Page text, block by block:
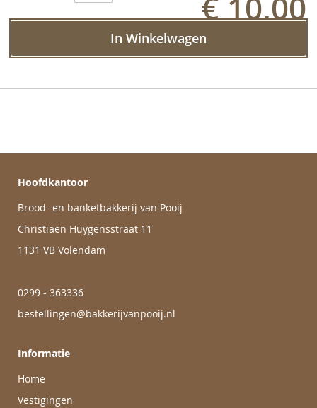
In Winkelwagen
Hoofdkantoor
Brood- en banketbakkerij van Pooij
Christiaen Huygensstraat 11
1131 VB Volendam
0299 - 363336
bestellingen@bakkerijvanpooij.nl
Informatie
Home
Vestigingen